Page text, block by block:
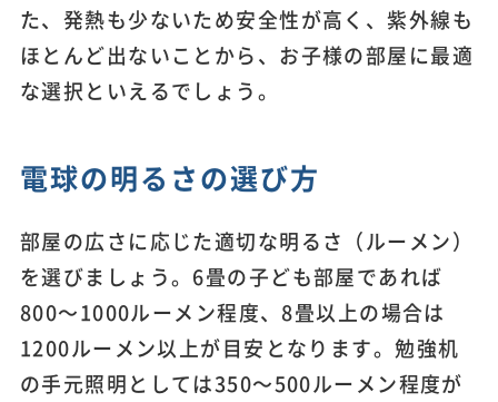
た、発熱も少ないため安全性が高く、紫外線も
ほとんど出ないことから、お子様の部屋に最適
な選択といえるでしょう。
電球の明るさの選び方
部屋の広さに応じた適切な明るさ（ルーメン）
を選びましょう。6畳の子ども部屋であれば
800～1000ルーメン程度、8畳以上の場合は
1200ルーメン以上が目安となります。勉強机
の手元照明としては350～500ルーメン程度が